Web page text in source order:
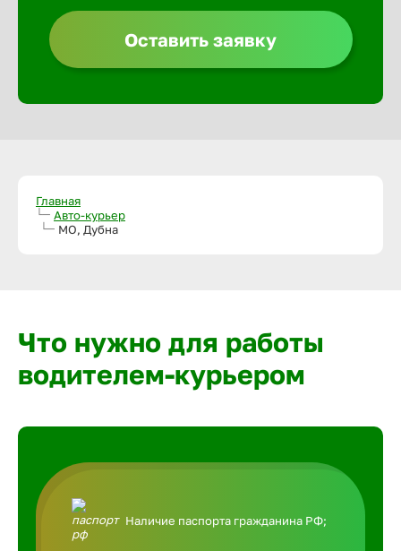
Оставить заявку
Главная
Авто-курьер
МО, Дубна
Что нужно для работы
водителем-курьером
Наличие паспорта гражданина РФ;